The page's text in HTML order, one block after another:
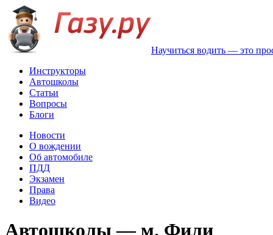
Научиться водить — это
Инструкторы
Автошколы
Статьи
Вопросы
Блоги
Новости
О вождении
Об автомобиле
ПДД
Экзамен
Права
Видео
Автошколы — м. Фили